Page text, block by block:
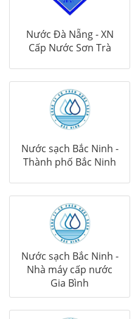
Nước Đà Nẵng - XN
Cấp Nước Sơn Trà
Nước sạch Bắc Ninh -
Thành phố Bắc Ninh
Nước sạch Bắc Ninh -
Nhà máy cấp nước
Gia Bình